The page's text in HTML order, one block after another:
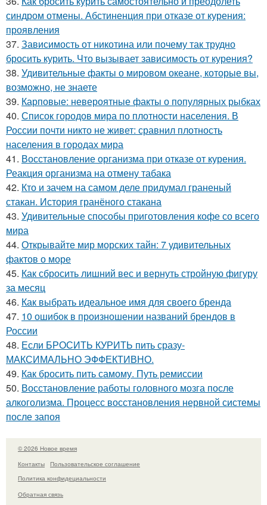
синдром отмены. Абстиненция при отказе от курения:
проявления
37. Зависимость от никотина или почему так трудно
бросить курить. Что вызывает зависимость от курения?
38. Удивительные факты о мировом океане, которые вы,
возможно, не знаете
39. Карповые: невероятные факты о популярных рыбках
40. Список городов мира по плотности населения. В
России почти никто не живет: сравнил плотность
населения в городах мира
41. Восстановление организма при отказе от курения.
Реакция организма на отмену табака
42. Кто и зачем на самом деле придумал граненый
стакан. История гранёного стакана
43. Удивительные способы приготовления кофе со всего
мира
44. Открывайте мир морских тайн: 7 удивительных
фактов о море
45. Как сбросить лишний вес и вернуть стройную фигуру
за месяц
46. Как выбрать идеальное имя для своего бренда
47. 10 ошибок в произношении названий брендов в
России
48. Если БРОСИТЬ КУРИТЬ пить сразу-
МАКСИМАЛЬНО ЭФФЕКТИВНО.
49. Как бросить пить самому. Путь ремиссии
50. Восстановление работы головного мозга после
алкоголизма. Процесс восстановления нервной системы
после запоя
© 2026 Новое время
Контакты
Пользовательское соглашение
Политика конфидециальности
Обратная связь